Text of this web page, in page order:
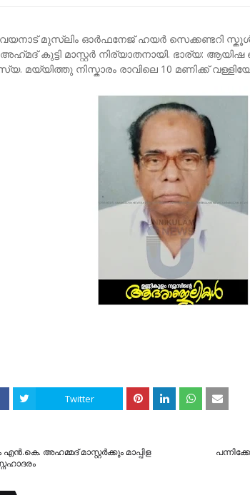
മുസ്ലിം ഓർഫനേജ് ഹയർ സെക്കണ്ടറി സ്കൂൾ
അഹ്‌മദ്‌ കുട്ടി മാസ്റ്റർ നിര്യാതനായി. ഭാര്യ:
മയ്യിത്തു നിസ്കാരം രാവിലെ 10 മണിക്ക്
Twitter
അഹമ്മദ് മാസ്റ്റർക്കും മാപ്പിള